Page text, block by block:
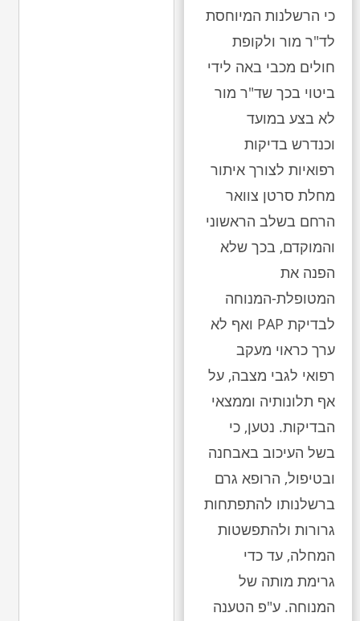
כי הרשלנות המיוחסת
לד"ר מור ולקופת
חולים מכבי באה לידי
ביטוי בכך שד"ר מור
לא בצע במועד
וכנדרש בדיקות
רפואיות לצורך איתור
מחלת סרטן צוואר
הרחם בשלב הראשוני
והמוקדם, בכך שלא
הפנה את
המטופלת-המנוחה
לבדיקת PAP ואף לא
ערך כראוי מעקב
רפואי לגבי מצבה, על
אף תלונותיה וממצאי
הבדיקות. נטען, כי
בשל העיכוב באבחנה
ובטיפול, הרופא גרם
ברשלנותו להתפתחות
גרורות ולהתפשטות
המחלה, עד כדי
גרימת מותה של
המנוחה. ע"פ הטענה